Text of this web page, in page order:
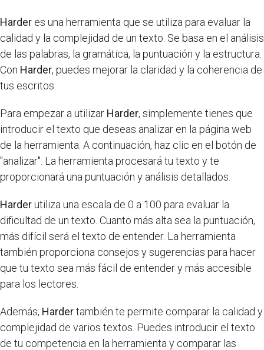
Harder es una herramienta que se utiliza para evaluar la
calidad y la complejidad de un texto. Se basa en el análisis
de las palabras, la gramática, la puntuación y la estructura.
Con Harder, puedes mejorar la claridad y la coherencia de
tus escritos.
Para empezar a utilizar Harder, simplemente tienes que
introducir el texto que deseas analizar en la página web
de la herramienta. A continuación, haz clic en el botón de
"analizar". La herramienta procesará tu texto y te
proporcionará una puntuación y análisis detallados.
Harderutiliza una escala de 0 a 100 para evaluar la
dificultad de un texto. Cuanto más alta sea la puntuación,
más difícil será el texto de entender. La herramienta
también proporciona consejos y sugerencias para hacer
que tu texto sea más fácil de entender y más accesible
para los lectores.
Además, Hardertambién te permite comparar la calidad y
complejidad de varios textos. Puedes introducir el texto
de tu competencia en la herramienta y comparar las